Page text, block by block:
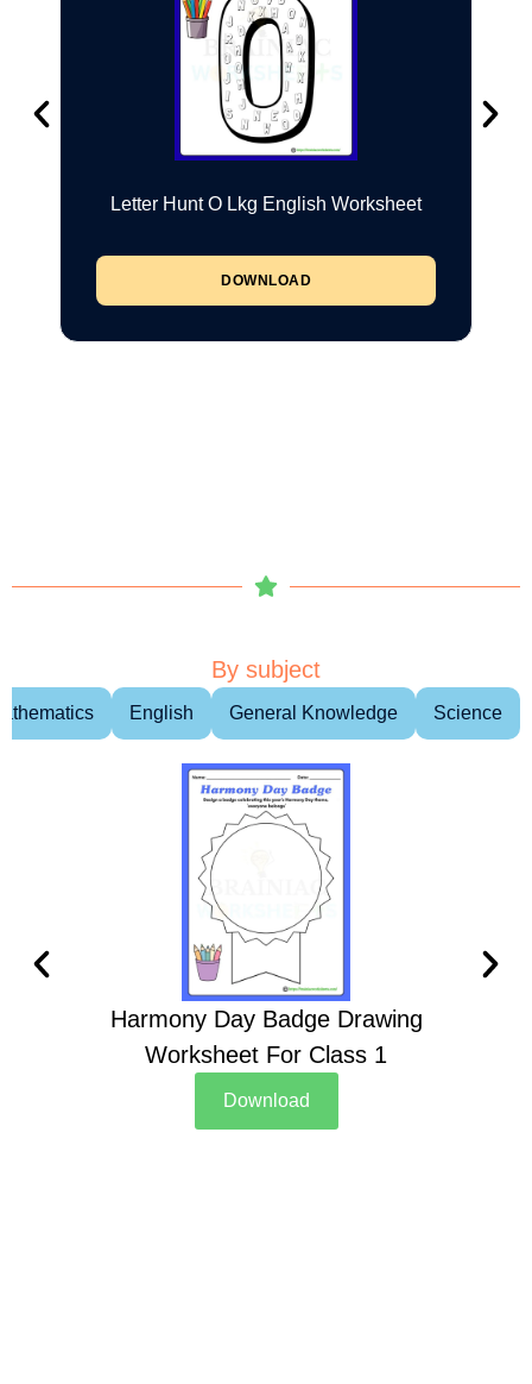
Letter Hunt O Lkg English Worksheet
DOWNLOAD
By subject
English General Knowledge Science
Harmony Day Badge Drawing
Worksheet For Class 1
Download